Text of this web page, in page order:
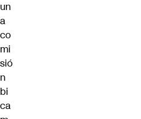
un
a
co
mi
sió
n
bi
ca